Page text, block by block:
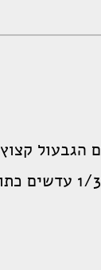
הגבעול קצוץ